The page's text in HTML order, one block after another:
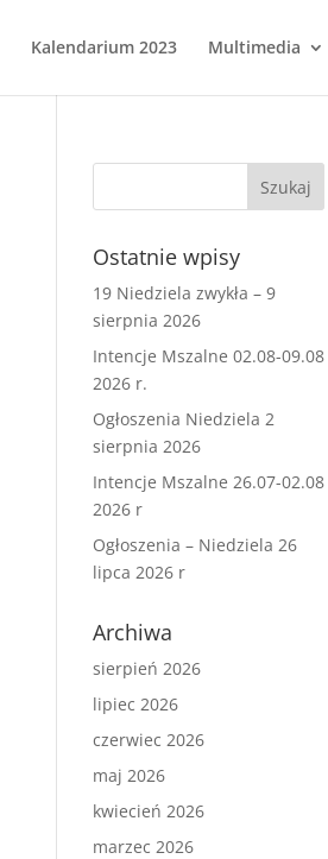
Kalendarium 2023 Multimedia
Ostatnie wpisy
19 Niedziela zwykła – 9
sierpnia 2026
Intencje Mszalne 02.08-09.08
2026 r.
Ogłoszenia Niedziela 2
sierpnia 2026
Intencje Mszalne 26.07-02.08
2026 r
Ogłoszenia – Niedziela 26
lipca 2026 r
Archiwa
sierpień 2026
lipiec 2026
czerwiec 2026
maj 2026
kwiecień 2026
marzec 2026